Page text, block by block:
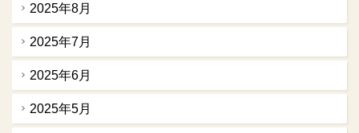
2025年8月
2025年7月
2025年6月
2025年5月